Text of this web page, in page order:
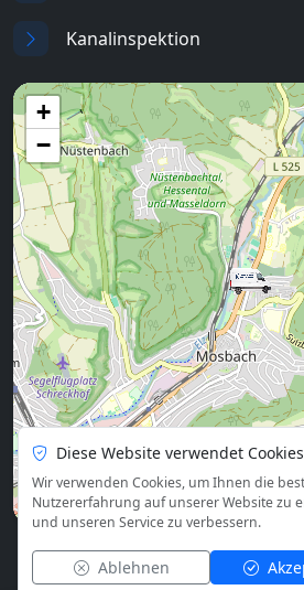
Kanalinspektion
+
−
© 2026 Blog Impressum
Diese Website verwendet Cookies
Wir verwenden Cookies, um Ihnen die
Nutzererfahrung auf unserer Website zu
und unseren Service zu verbessern.
Ablehnen